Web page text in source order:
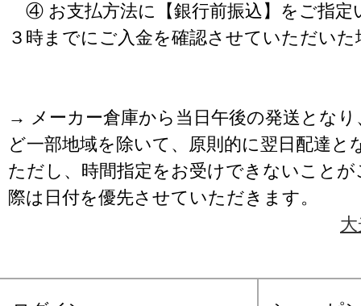
④ お支払方法に【銀行前振込】をご指定
３時までにご入金を確認させていただいた
→ メーカー倉庫から当日午後の発送となり
ど一部地域を除いて、原則的に翌日配達と
ただし、時間指定をお受けできないこと
際は日付を優先させていただきます。